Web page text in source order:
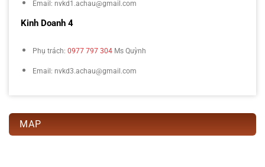
Email: nvkd1.achau@gmail.com
Kinh Doanh 4
Phụ trách: 0977 797 304 Ms Quỳnh
Email: nvkd3.achau@gmail.com
MAP